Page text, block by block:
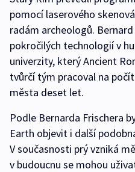
pomocí laserového
radám archeologů.
pokročilých technologií v
univerzity, který Ancient
tvůrčí tým pracoval na
města deset let.
Podle Bernarda Frischera
Earth objevit i další
V současnosti prý vzniká
v budoucnu se mohou